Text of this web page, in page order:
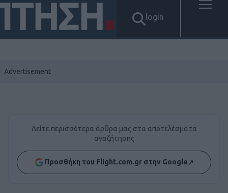
login
Δείτε περισσότερα άρθρα μας στα αποτελέσματα
αναζήτησης
Προσθήκη του Flight.com.gr στην Google↗